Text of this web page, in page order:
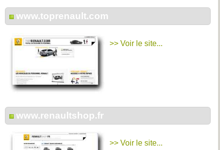
www.toprenault.com
>> Voir le site...
www.renaultshop.fr
>> Voir le site...